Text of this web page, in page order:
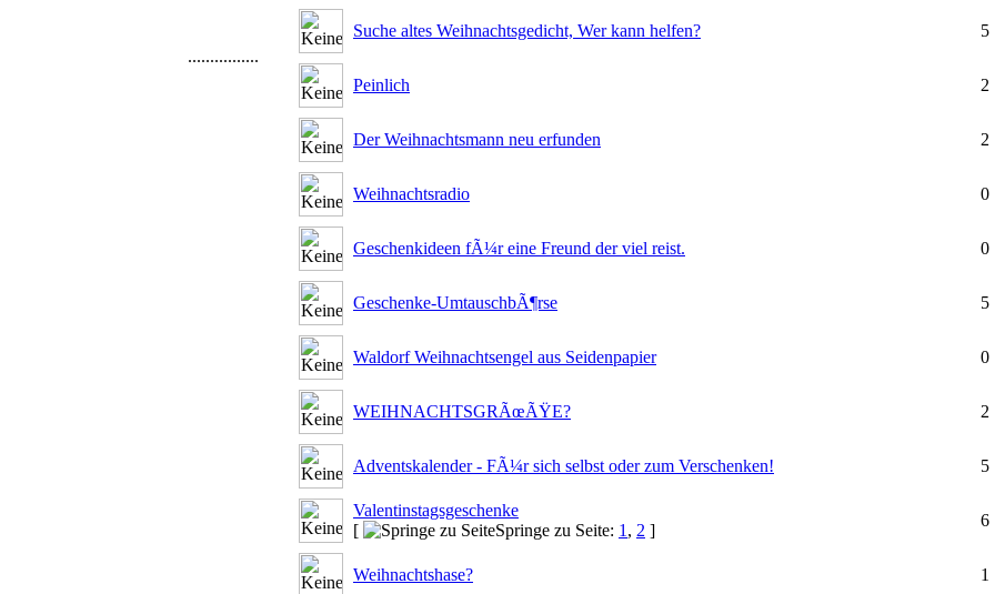
................
Suche altes Weihnachtsgedicht, Wer kann helfen? 5
Peinlich 2
Der Weihnachtsmann neu erfunden 2
Weihnachtsradio 0
Geschenkideen fÃ¼r eine Freund der viel reist. 0
Geschenke-UmtauschbÃ¶rse 5
Waldorf Weihnachtsengel aus Seidenpapier 0
WEIHNACHTSGRÃœÃŸE? 2
Adventskalender - FÃ¼r sich selbst oder zum Verschenken! 5
Valentinstagsgeschenke
[
Springe zu Seite: 1 , 2 ]
6
Weihnachtshase? 1